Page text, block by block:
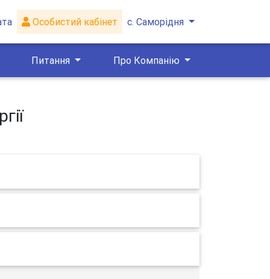
Особистий кабінет с. Саморідня
Питання Про Компанію